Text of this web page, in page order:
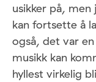
usikker på,
kan fortsette å
også, det var
musikk kan
hyllest virkelig